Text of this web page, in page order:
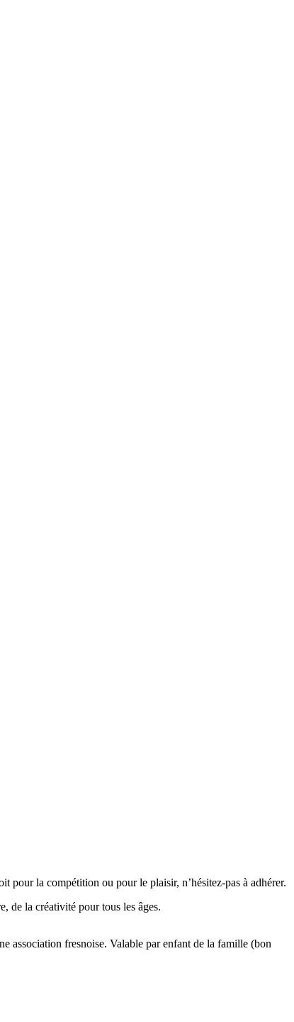
pour la compétition ou pour le plaisir, n’hésitez-pas à adhérer.
de la créativité pour tous les âges.
association fresnoise. Valable par enfant de la famille (bon